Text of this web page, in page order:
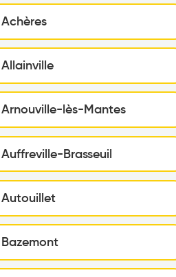
Achères
Allainville
Arnouville-lès-Mantes
Auffreville-Brasseuil
Autouillet
Bazemont